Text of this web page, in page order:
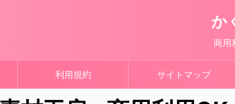
か
商用
利用規約 サイトマップ